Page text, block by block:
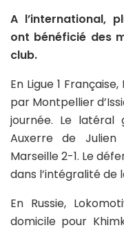
A l’international,
ont bénéficié des
club.
En Ligue 1
par Montpellier
journée. Le
Auxerre de Julien
Marseille 2-1. Le
dans l’intégralité de
En Russie,
domicile pour